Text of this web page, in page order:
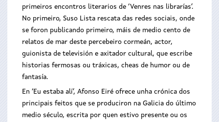
primeiros encontros literarios de ‘Venres nas librarías’.
No primeiro, Suso Lista rescata das redes sociais, onde
se foron publicando primeiro, máis de medio cento de
relatos de mar deste percebeiro cormeán, actor,
guionista de televisión e axitador cultural, que escribe
historias fermosas ou tráxicas, cheas de humor ou de
fantasía.
En ‘Eu estaba alí’, Afonso Eiré ofrece unha crónica dos
principais feitos que se produciron na Galicia do último
medio século, escrita por quen estivo presente ou os